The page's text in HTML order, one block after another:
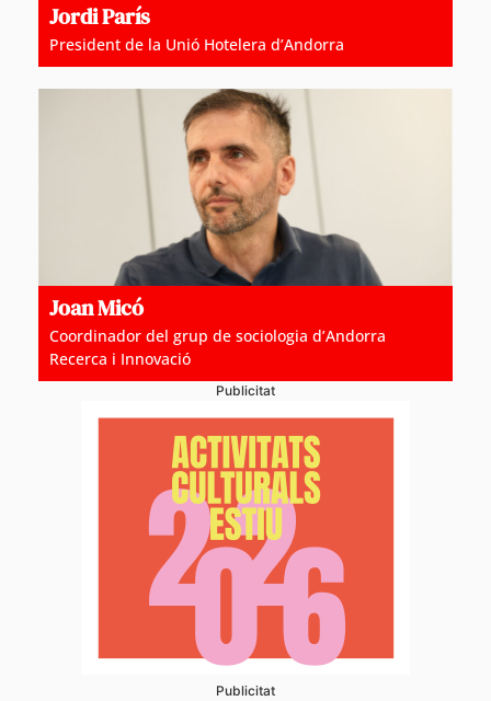
Jordi París
President de la Unió Hotelera d’Andorra
Joan Micó
Coordinador del grup de sociologia d’Andorra
Recerca i Innovació
Publicitat
Publicitat